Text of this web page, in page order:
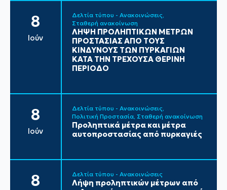
8
Ιούν
Δελτία τύπου - Ανακοινώσεις
Σταθερή ανακοίνωση
ΛΗΨΗ ΠΡΟΛΗΠΤΙΚΩΝ ΜΕΤΡΩΝ
ΠΡΟΣΤΑΣΙΑΣ ΑΠΟ ΤΟΥΣ
ΚΙΝΔΥΝΟΥΣ ΤΩΝ ΠΥΡΚΑΓΙΩΝ
ΚΑΤΑ ΤΗΝ ΤΡΕΧΟΥΣΑ ΘΕΡΙΝΗ
ΠΕΡΙΟΔΟ
8
Ιούν
Δελτία τύπου - Ανακοινώσεις
Πολιτική Προστασία Σταθερή ανακοίνωση
Προληπτικά μέτρα και μέτρα
αυτοπροστασίας από πυρκαγιές
8 Δελτία τύπου - Ανακοινώσεις
Λήψη προληπτικών μέτρων από